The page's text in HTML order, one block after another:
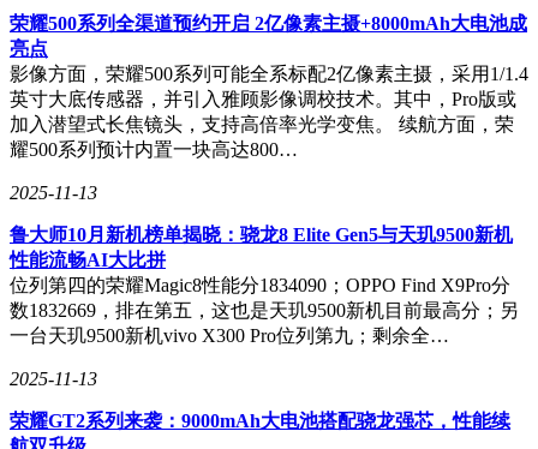
荣耀500系列全渠道预约开启 2亿像素主摄+8000mAh大电池成
亮点
影像方面，荣耀500系列可能全系标配2亿像素主摄，采用1/1.4
英寸大底传感器，并引入雅顾影像调校技术。其中，Pro版或
加入潜望式长焦镜头，支持高倍率光学变焦。 续航方面，荣
耀500系列预计内置一块高达800…
2025-11-13
鲁大师10月新机榜单揭晓：骁龙8 Elite Gen5与天玑9500新机
性能流畅AI大比拼
位列第四的荣耀Magic8性能分1834090；OPPO Find X9Pro分
数1832669，排在第五，这也是天玑9500新机目前最高分；另
一台天玑9500新机vivo X300 Pro位列第九；剩余全…
2025-11-13
荣耀GT2系列来袭：9000mAh大电池搭配骁龙强芯，性能续